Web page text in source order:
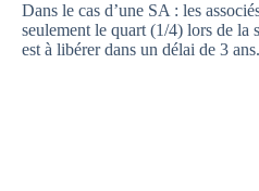
Dans le cas d’une SA : les
seulement le quart (1/4) lors de la
est à libérer dans un délai de 3 ans.